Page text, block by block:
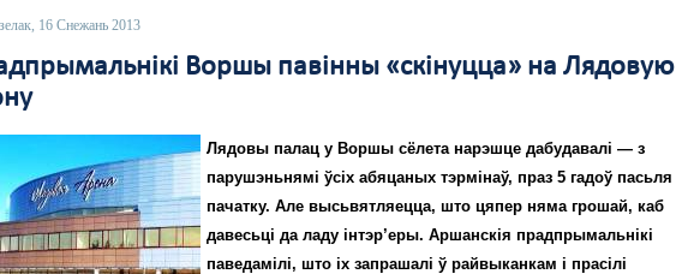
16 Снежань 2013
Воршы павінны «скінуцца» на Лядовую
Лядовы палац у Воршы сёлета нарэшце дабудавалі — з
парушэньнямі ўсіх абяцаных тэрмінаў, праз 5 гадоў пасьля
пачатку. Але высьвятляецца, што цяпер няма грошай, каб
давесьці да ладу інтэр’еры. Аршанскія прадпрымальнікі
паведамілі, што іх запрашалі ў райвыканкам і прасілі